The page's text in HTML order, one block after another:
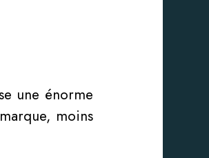
une énorme
moins